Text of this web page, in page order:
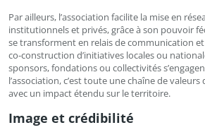
Par ailleurs, l’association facilite la mise en
institutionnels et privés, grâce à son pouvoir
se transforment en relais de communication
co-construction d’initiatives locales ou
sponsors, fondations ou collectivités
l’association, c’est toute une chaîne de
avec un impact étendu sur le territoire.
Image et crédibilité